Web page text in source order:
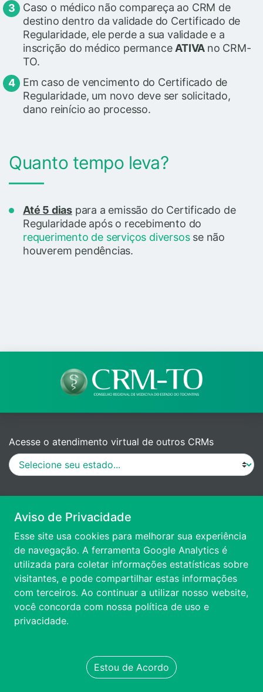
Caso o médico não compareça ao CRM de
destino dentro da validade do Certificado de
Regularidade, ele perde a sua validade e a
inscrição do médico permance ATIVA no CRM-
TO.
Em caso de vencimento do Certificado de
Regularidade, um novo deve ser solicitado,
dano reinício ao processo.
Quanto tempo leva?
Até 5 dias para a emissão do Certificado de
Regularidade após o recebimento do
requerimento de serviços diversosse não
houverem pendências.
Aviso de Privacidade
Esse site usa cookies para melhorar sua experiência
de navegação. A ferramenta Google Analytics é
utilizada para coletar informações estatísticas sobre
visitantes, e pode compartilhar estas informações
com terceiros. Ao continuar a utilizar nosso website,
você concorda com nossa política de uso e
privacidade.
Estou de Acordo
Acesse o atendimento virtual de outros CRMs
VÍDEO DE APRESENTAÇÃO
ACESSIBILIDADE
FALE CONOSCO
TRANSPARÊNCIA